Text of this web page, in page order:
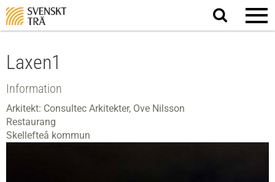
Sök
på
Laxen1
Information
Arkitekt: Consultec Arkitekter, Ove Nilsson
Restaurang
Skellefteå kommun